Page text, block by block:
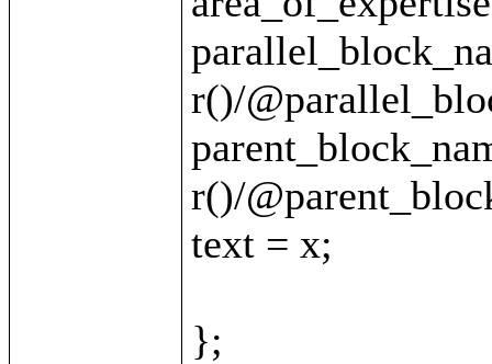
r()/
r()/
text = x;
};